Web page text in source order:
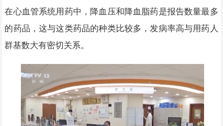
在心血管系统用药中，降血压和降血脂药是报告数量最多
的药品，这与这类药品的种类比较多，发病率高与用药人
群基数大有密切关系。